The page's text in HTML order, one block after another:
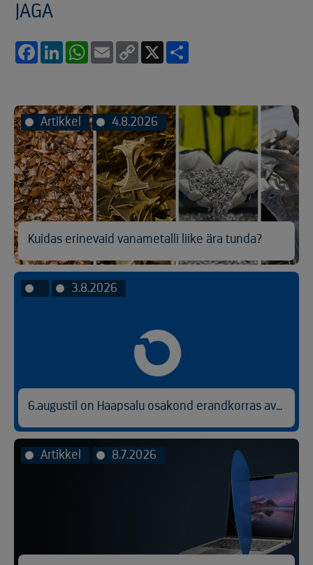
JAGA
FacebookLinkedInWhatsApp
Email
Copy
Artikkel 4.8.2026
Kuidas erinevaid vanametalli liike ära tunda?
3.8.2026
6.augustil on Haapsalu osakond erandkorras avatud kl 9.00-14.30.
Artikkel 8.7.2026